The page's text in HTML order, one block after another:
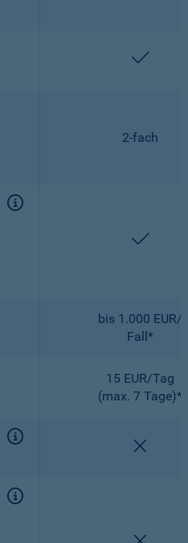
2-fach
bis 1.000 EUR/
Fall*
15 EUR/Tag
(max. 7 Tage)*